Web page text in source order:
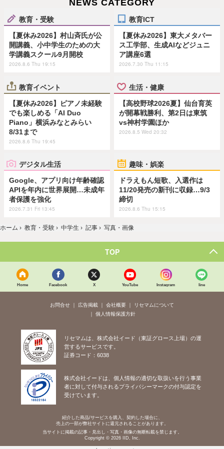
NEWS CATEGORY
教育・受験
【夏休み2026】村山斉氏が公
開講義、小中学生のための大
学講義スクール9月開校
2026.8.6 Thu 19:15
教育ICT
【夏休み2026】東大メタバー
ス工学部、生成AIなどジュニ
ア講座6選
2026.7.30 Thu 11:15
教育イベント
【夏休み2026】ピアノ未経験
でも楽しめる「AI Duo
Piano」横浜みなとみらい
8/31まで
2026.8.6 Thu 19:45
生活・健康
【高校野球2026夏】仙台育英
が開幕戦勝利、第2日は東筑
vs神村学園ほか
2026.8.5 Wed 20:32
デジタル生活
Google、アプリ向け年齢確認
APIを年内に世界展開…未成年
者保護を強化
2026.7.31 Fri 13:45
趣味・娯楽
ドラえもん短歌、入選作は
11/20発売の新刊に収録…9/3
締切
2026.8.6 Thu 15:15
ホーム › 教育・受験 › 中学生 › 記事 › 写真・画像
TOP
Home Facebook X YouTube Instagram line
お問合せ 広告掲載 会社概要
リセマムについて
個人情報保護方針
リセマムは、株式会社イード（東証グロース上場）の運
営するサービスです。
証券コード：6038
株式会社イードは、個人情報の適切な取扱いを行う事業
者に対して付与されるプライバシーマークの付与認定を
受けています。
紹介した商品/サービスを購入、契約した場合に、
売上の一部が弊社サイトに還元されることがあります。
当サイトに掲載の記事・見出し・写真・画像の無断転載を禁じます。
Copyright © 2026 IID, Inc.